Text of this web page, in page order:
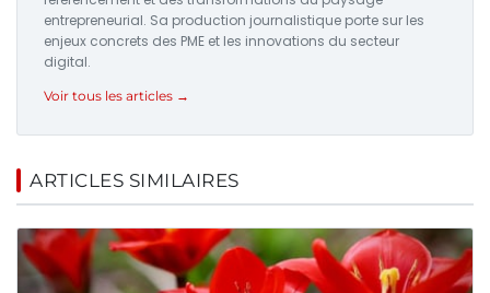
entrepreneurial. Sa production journalistique porte sur les
enjeux concrets des PME et les innovations du secteur
digital.
Voir tous les articles →
ARTICLES SIMILAIRES